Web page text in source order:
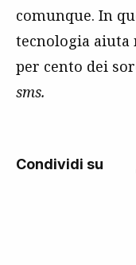
comunque. In
tecnologia aiuta
per cento dei
sms.
Condividi su